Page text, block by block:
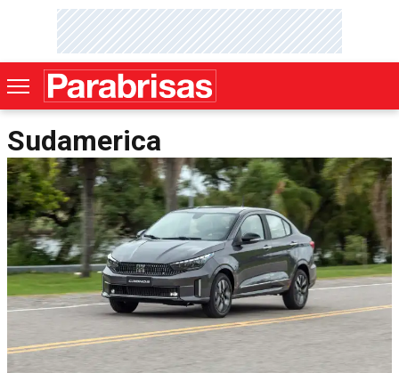
Sudamerica